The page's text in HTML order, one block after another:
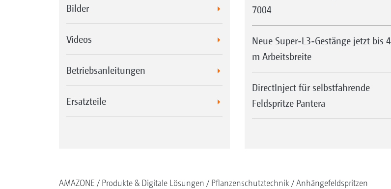
Bilder
Videos
Betriebsanleitungen
Ersatzteile
7004
Neue Super-L3-Gestänge jetzt bis
m Arbeitsbreite
DirectInject für selbstfahrende
Feldspritze Pantera
AMAZONE Produkte & Digitale Lösungen Pflanzenschutztechnik Anhängefeldspritzen